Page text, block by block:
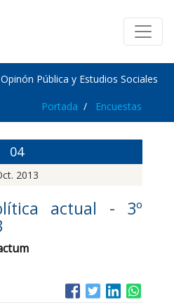
Pública y Estudios Sociales
Portada Encuestas
04
2013
actual - 3º